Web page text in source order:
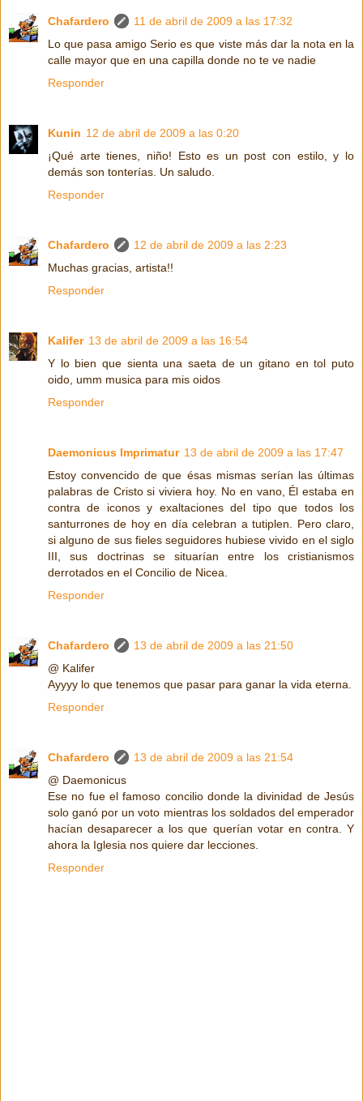
Chafardero
11 de abril de 2009 a las 17:32
Lo que pasa amigo Serio es que viste más dar la nota en la
calle mayor que en una capilla donde no te ve nadie
Responder
Kunin 12 de abril de 2009 a las 0:20
¡Qué arte tienes, niño! Esto es un post con estilo, y lo
demás son tonterías. Un saludo.
Responder
Chafardero
12 de abril de 2009 a las 2:23
Muchas gracias, artista!!
Responder
Kalifer 13 de abril de 2009 a las 16:54
Y lo bien que sienta una saeta de un gitano en tol puto
oido, umm musica para mis oidos
Responder
Daemonicus Imprimatur 13 de abril de 2009 a las 17:47
Estoy convencido de que ésas mismas serían las últimas
palabras de Cristo si viviera hoy. No en vano, Él estaba en
contra de iconos y exaltaciones del tipo que todos los
santurrones de hoy en día celebran a tutiplen. Pero claro,
si alguno de sus fieles seguidores hubiese vivido en el siglo
III, sus doctrinas se situarían entre los cristianismos
derrotados en el Concilio de Nicea.
Responder
Chafardero
13 de abril de 2009 a las 21:50
@ Kalifer
Ayyyy lo que tenemos que pasar para ganar la vida eterna.
Responder
Chafardero
13 de abril de 2009 a las 21:54
@ Daemonicus
Ese no fue el famoso concilio donde la divinidad de Jesús
solo ganó por un voto mientras los soldados del emperador
hacían desaparecer a los que querían votar en contra. Y
ahora la Iglesia nos quiere dar lecciones.
Responder